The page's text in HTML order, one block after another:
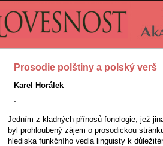
Prosodie polštiny a polský verš
Karel Horálek
-
Jedním z kladných přínosů fonologie, jež
byl prohloubený zájem o prosodickou
hlediska funkčního vedla linguisty k